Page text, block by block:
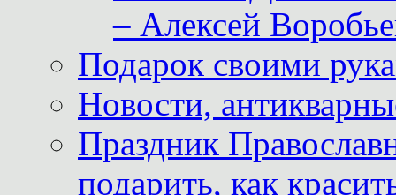
– Алексей
Подарок своими
Новости,
Праздник
подарить, как